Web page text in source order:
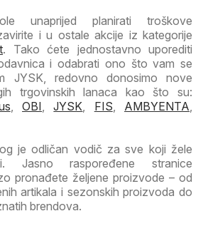
unaprijed planirati troškove
i u ostale akcije iz kategorije
. Tako ćete jednostavno uporediti
i odabrati ono što vam se
JYSK, redovno donosimo nove
trgovinskih lanaca kao što su:
,OBI ,JYSK FIS AMBYENTA
je odličan vodič za sve koji žele
Jasno raspoređene stranice
pronađete željene proizvode – od
artikala i sezonskih proizvoda do
brendova.